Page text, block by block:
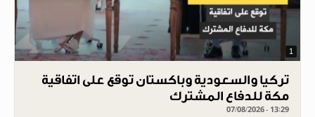
1
تركيا والسعودية وباكستان توقع على اتفاقية
مكة للدفاع المشترك
07/08/2026 - 13:29